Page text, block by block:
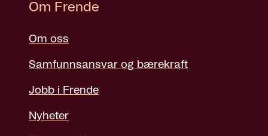
Om Frende
Om oss
Samfunnsansvar og bærekraft
Jobb i Frende
Nyheter